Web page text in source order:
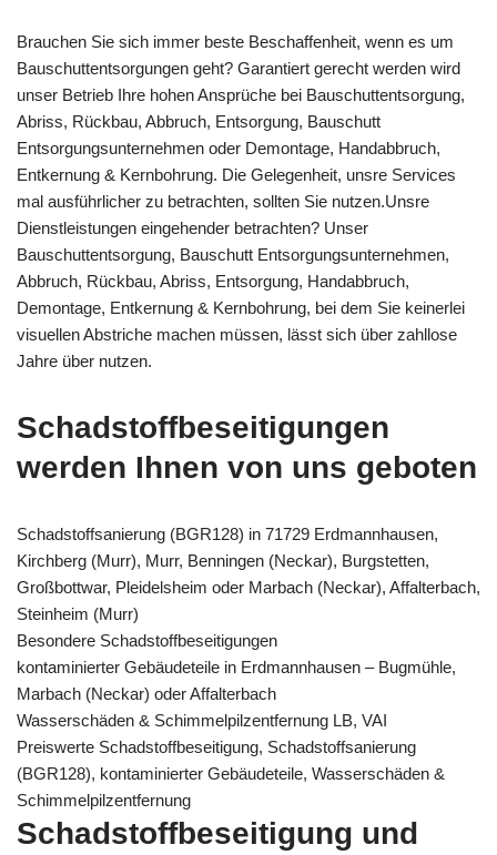
Brauchen Sie sich immer beste Beschaffenheit, wenn es um
Bauschuttentsorgungen geht? Garantiert gerecht werden wird
unser Betrieb Ihre hohen Ansprüche bei Bauschuttentsorgung,
Abriss, Rückbau, Abbruch, Entsorgung, Bauschutt
Entsorgungsunternehmen oder Demontage, Handabbruch,
Entkernung & Kernbohrung. Die Gelegenheit, unsre Services
mal ausführlicher zu betrachten, sollten Sie nutzen.Unsre
Dienstleistungen eingehender betrachten? Unser
Bauschuttentsorgung, Bauschutt Entsorgungsunternehmen,
Abbruch, Rückbau, Abriss, Entsorgung, Handabbruch,
Demontage, Entkernung & Kernbohrung, bei dem Sie keinerlei
visuellen Abstriche machen müssen, lässt sich über zahllose
Jahre über nutzen.
Schadstoffbeseitigungen
werden Ihnen von uns geboten
Schadstoffsanierung (BGR128) in 71729 Erdmannhausen,
Kirchberg (Murr), Murr, Benningen (Neckar), Burgstetten,
Großbottwar, Pleidelsheim oder Marbach (Neckar), Affalterbach,
Steinheim (Murr)
Besondere Schadstoffbeseitigungen
kontaminierter Gebäudeteile in Erdmannhausen – Bugmühle,
Marbach (Neckar) oder Affalterbach
Wasserschäden & Schimmelpilzentfernung LB, VAI
Preiswerte Schadstoffbeseitigung, Schadstoffsanierung
(BGR128), kontaminierter Gebäudeteile, Wasserschäden &
Schimmelpilzentfernung
Schadstoffbeseitigung und